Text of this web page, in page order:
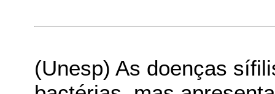
(Unesp) As doenças